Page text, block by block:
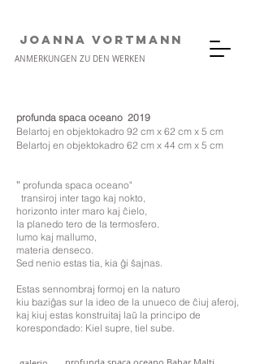
JOANNA VORTMANN
ANMERKUNGEN ZU DEN WERKEN
profunda spaca oceano 2019
Belartoj en objektokadro 92 cm x 62 cm x 5 cm
Belartoj en objektokadro 62 cm x 44 cm x 5 cm
" profunda spaca oceano"
transiroj inter tago kaj nokto,
horizonto inter maro kaj ĉielo,
la planedo tero de la termosfero.
lumo kaj mallumo,
materia denseco.
Sed nenio estas tia, kia ĝi ŝajnas.
Estas sennombraj formoj en la naturo
kiu baziĝas sur la ideo de la unueco de ĉiuj aferoj,
kaj kiuj estas konstruitaj laŭ la principo de
korespondado: Kiel supre, tiel sube.